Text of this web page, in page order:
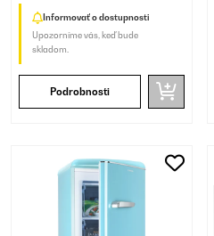
Informovať o dostupnosti
Upozorníme vás, keď bude
skladom.
Podrobnosti